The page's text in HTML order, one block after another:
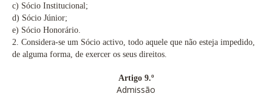
c) Sócio Institucional;
d) Sócio Júnior;
e) Sócio Honorário.
2. Considera-se um Sócio activo, todo aquele que não esteja impedido,
de alguma forma, de exercer os seus direitos.
Artigo 9.º
Admissão